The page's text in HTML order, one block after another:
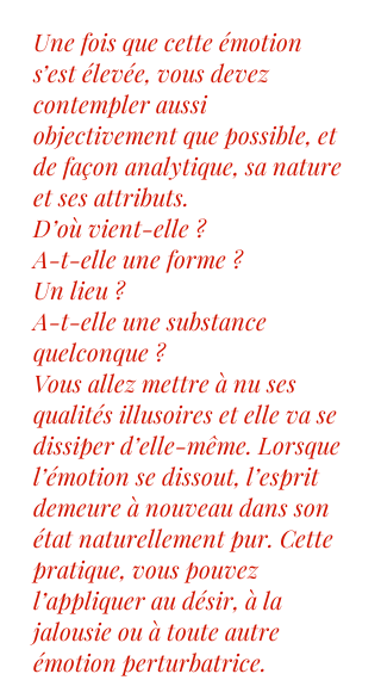
Une fois que cette émotion
s’est élevée, vous devez
contempler aussi
objectivement que possible, et
de façon analytique, sa nature
et ses attributs.
D’où vient-elle ?
A-t-elle une forme ?
Un lieu ?
A-t-elle une substance
quelconque ?
Vous allez mettre à nu ses
qualités illusoires et elle va se
dissiper d’elle-même. Lorsque
l’émotion se dissout, l’esprit
demeure à nouveau dans son
état naturellement pur. Cette
pratique, vous pouvez
l’appliquer au désir, à la
jalousie ou à toute autre
émotion perturbatrice.